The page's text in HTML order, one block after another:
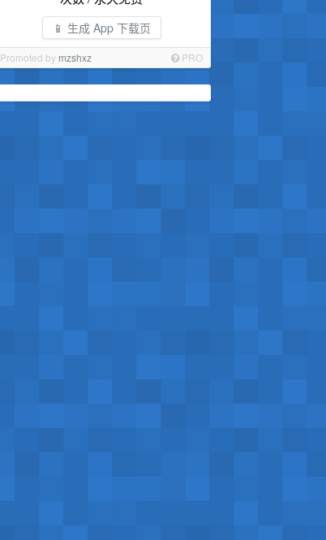
📱 生成 App 下载页
Promoted by mzshxz PRO